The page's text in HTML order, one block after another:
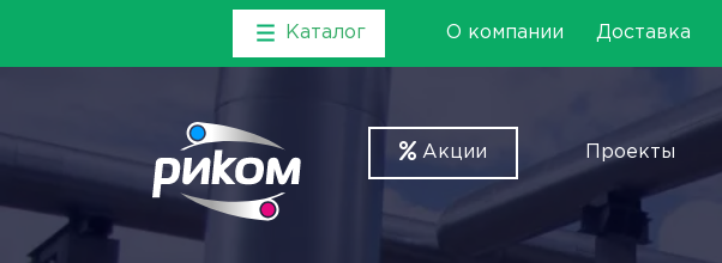
Каталог О компании Доставка
Акции Проекты